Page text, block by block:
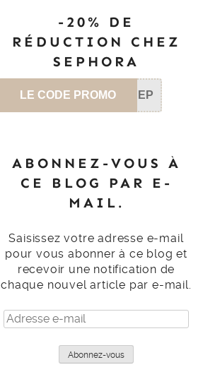
-20% DE
RÉDUCTION CHEZ
SEPHORA
LE CODE PROMO SEP
ABONNEZ-VOUS À
CE BLOG PAR E-
MAIL.
Saisissez votre adresse e-mail
pour vous abonner à ce blog et
recevoir une notification de
chaque nouvel article par e-mail.
Adresse
e-
Abonnez-vous